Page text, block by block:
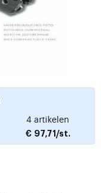
4 artikelen
€ 97,71/st.